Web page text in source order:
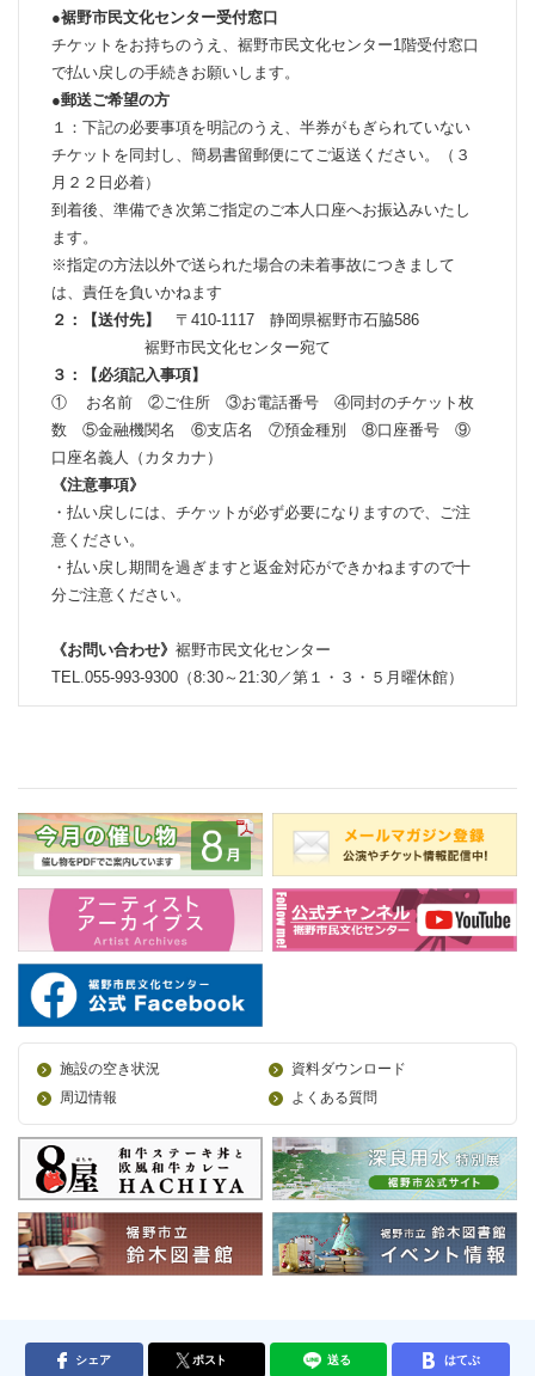
●裾野市民文化センター受付窓口
チケットをお持ちのうえ、裾野市民文化センター1階受付窓口
で払い戻しの手続きお願いします。
●郵送ご希望の方
１：下記の必要事項を明記のうえ、半券がもぎられていない
チケットを同封し、簡易書留郵便にてご返送ください。（３
月２２日必着）
到着後、準備でき次第ご指定のご本人口座へお振込みいたし
ます。
※指定の方法以外で送られた場合の未着事故につきまして
は、責任を負いかねます
２：【送付先】
〒410-1117 静岡県裾野市石脇586
裾野市民文化センター宛て
３：【必須記入事項】
① お名前 ②ご住所 ③お電話番号 ④同封のチケット枚
数 ⑤金融機関名 ⑥支店名 ⑦預金種別 ⑧口座番号 ⑨
口座名義人（カタカナ）
《注意事項》
・払い戻しには、チケットが必ず必要になりますので、ご注
意ください。
・払い戻し期間を過ぎますと返金対応ができかねますので十
分ご注意ください。
《お問い合わせ》 裾野市民文化センター
TEL.055-993-9300（8:30～21:30／第１・３・５月曜休館）
施設の空き状況
資料ダウンロード
周辺情報
よくある質問
シェア ポスト 送る はてぶ